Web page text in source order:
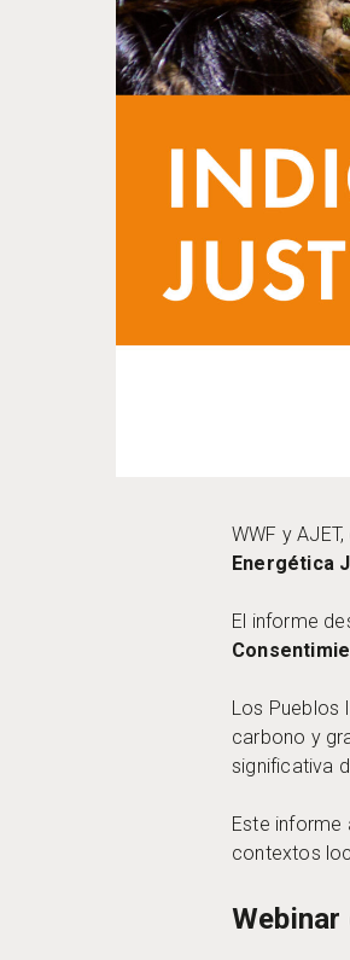
WWF y
Energética
El informe
Los Pueblos
carbono y
significativa
Este informe
contextos